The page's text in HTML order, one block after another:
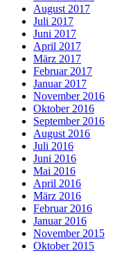
August 2017
Juli 2017
Juni 2017
April 2017
März 2017
Februar 2017
Januar 2017
November 2016
Oktober 2016
September 2016
August 2016
Juli 2016
Juni 2016
Mai 2016
April 2016
März 2016
Februar 2016
Januar 2016
November 2015
Oktober 2015